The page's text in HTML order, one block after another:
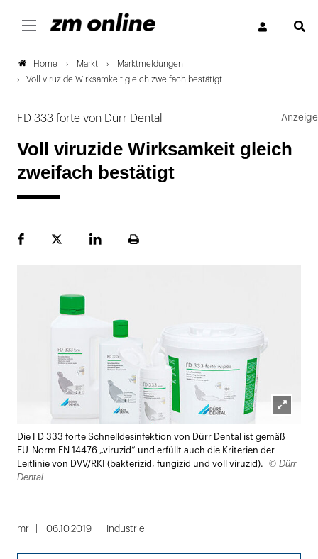
Home Markt
Marktmeldungen
Voll viruzide Wirksamkeit gleich zweifach bestätigt
FD 333 forte von Dürr Dental
Voll viruzide Wirksamkeit gleich
zweifach bestätigt
FacebookPlattformLinekdInSeite
öffnen
Die FD 333 forte Schnelldesinfektion von Dürr Dental ist gemäß
EU-Norm EN 14476 „viruzid“ und erfüllt auch die Kriterien der
Leitlinie von DVV/RKI (bakterizid, fungizid und voll viruzid).
© Dürr
Dental
mr 06.10.2019 Industrie